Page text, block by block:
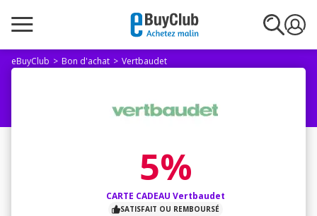
eBuyClub Bon d'achat Vertbaudet
5%
CARTE CADEAU Vertbaudet
SATISFAIT OU REMBOURSÉ